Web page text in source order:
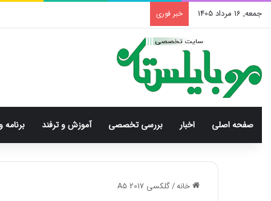
جمعه, 16 مرداد 1405 خبر فوری
صفحه اصلی اخبار بررسی‌ تخصصی آموزش و ترفند برنامه
خانه/گلکسی A5 2017